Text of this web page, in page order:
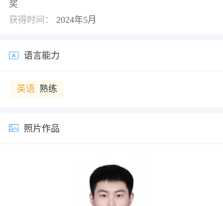
可；实习期间不断提 升自己的会计业务水平，将在
足。
奖
获得时间：
2024年5月
语言能力
英语 熟练
照片作品